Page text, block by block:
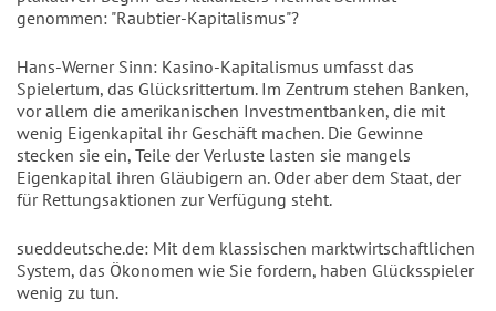
genommen: "Raubtier-Kapitalismus"?
Hans-Werner Sinn: Kasino-Kapitalismus umfasst das
Spielertum, das Glücksrittertum. Im Zentrum stehen Banken,
vor allem die amerikanischen Investmentbanken, die mit
wenig Eigenkapital ihr Geschäft machen. Die Gewinne
stecken sie ein, Teile der Verluste lasten sie mangels
Eigenkapital ihren Gläubigern an. Oder aber dem Staat, der
für Rettungsaktionen zur Verfügung steht.
sueddeutsche.de: Mit dem klassischen marktwirtschaftlichen
System, das Ökonomen wie Sie fordern, haben Glücksspieler
wenig zu tun.